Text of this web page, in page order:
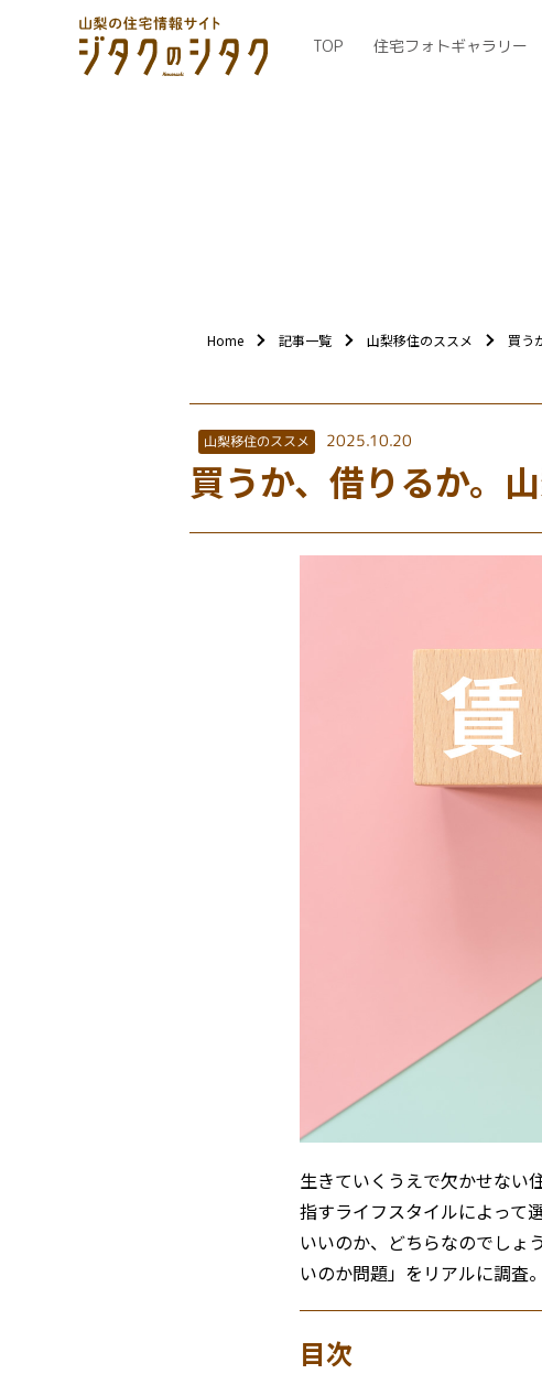
TOP 住宅フォトギャラリー
Home 記事一覧 山梨移住のススメ 買う
山梨移住のススメ 2025.10.20
買うか、借りるか。
生きていくうえで欠かせない
指すライフスタイルによって
いいのか、どちらなのでしょ
いのか問題」をリアルに調査
目次